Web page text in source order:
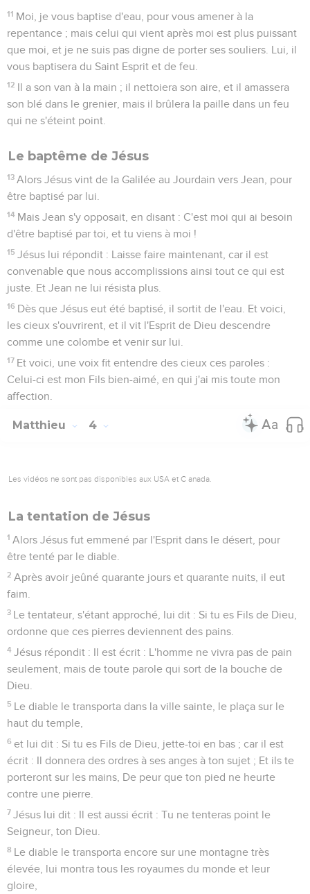
11 Moi, je vous baptise d'eau, pour vous amener à la
repentance ; mais celui qui vient après moi est plus puissant
que moi, et je ne suis pas digne de porter ses souliers. Lui, il
vous baptisera du Saint Esprit et de feu.
12 Il a son van à la main ; il nettoiera son aire, et il amassera
son blé dans le grenier, mais il brûlera la paille dans un feu
qui ne s'éteint point.
Le baptême de Jésus
13 Alors Jésus vint de la Galilée au Jourdain vers Jean, pour
être baptisé par lui.
14 Mais Jean s'y opposait, en disant : C'est moi qui ai besoin
d'être baptisé par toi, et tu viens à moi !
15 Jésus lui répondit : Laisse faire maintenant, car il est
convenable que nous accomplissions ainsi tout ce qui est
juste. Et Jean ne lui résista plus.
16 Dès que Jésus eut été baptisé, il sortit de l'eau. Et voici,
les cieux s'ouvrirent, et il vit l'Esprit de Dieu descendre
comme une colombe et venir sur lui.
17 Et voici, une voix fit entendre des cieux ces paroles :
Celui-ci est mon Fils bien-aimé, en qui j'ai mis toute mon
affection.
Matthieu 4
Les vidéos ne sont pas disponibles aux USA et C anada.
La tentation de Jésus
1 Alors Jésus fut emmené par l'Esprit dans le désert, pour
être tenté par le diable.
2 Après avoir jeûné quarante jours et quarante nuits, il eut
faim.
3 Le tentateur, s'étant approché, lui dit : Si tu es Fils de Dieu,
ordonne que ces pierres deviennent des pains.
4 Jésus répondit : Il est écrit : L'homme ne vivra pas de pain
seulement, mais de toute parole qui sort de la bouche de
Dieu.
5 Le diable le transporta dans la ville sainte, le plaça sur le
haut du temple,
6 et lui dit : Si tu es Fils de Dieu, jette-toi en bas ; car il est
écrit : Il donnera des ordres à ses anges à ton sujet ; Et ils te
porteront sur les mains, De peur que ton pied ne heurte
contre une pierre.
7 Jésus lui dit : Il est aussi écrit : Tu ne tenteras point le
Seigneur, ton Dieu.
8 Le diable le transporta encore sur une montagne très
élevée, lui montra tous les royaumes du monde et leur
gloire,